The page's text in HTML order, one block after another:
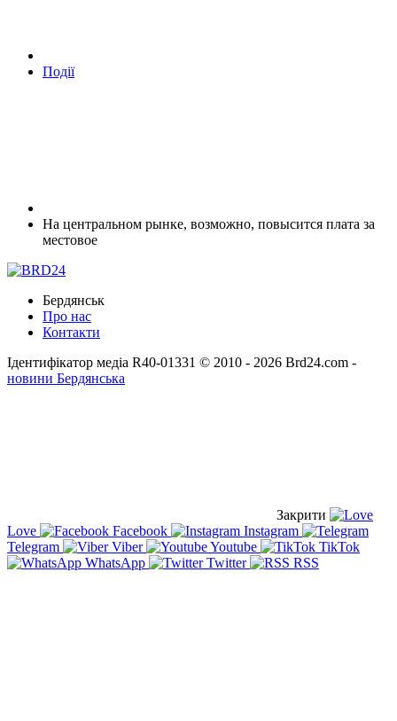
Події
На центральном рынке, возможно, повысится плата за
местовое
Бердянськ
Про нас
Контакти
Ідентифікатор медіа R40-01331 © 2010 - 2026 Brd24.com -
новини Бердянська
Закрити
Love
Facebook
Instagram
Telegram
Viber Youtube
TikTok
WhatsApp
Twitter RSS